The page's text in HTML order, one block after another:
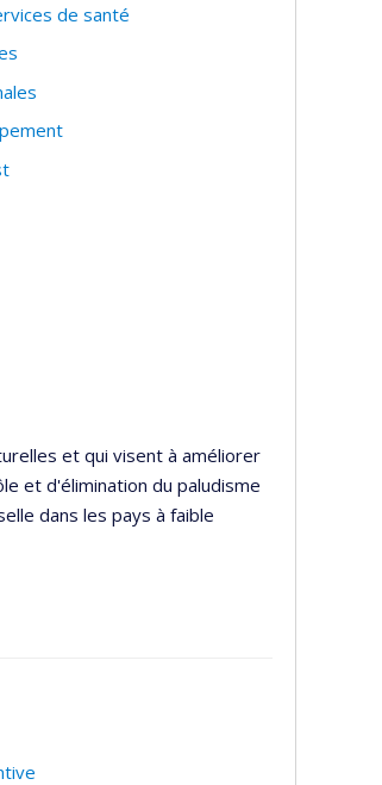
de santé
et qui visent à améliorer
et d'élimination du paludisme
dans les pays à faible